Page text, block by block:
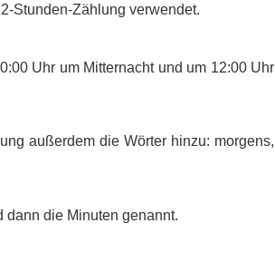
Stunden-Zählung verwendet.
Uhr um Mitternacht und um 12:00 Uhr
außerdem die Wörter hinzu: morgens,
dann die Minuten genannt.